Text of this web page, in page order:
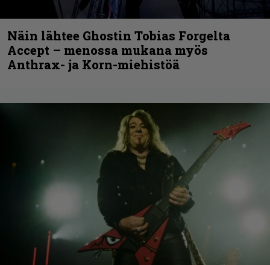
Näin lähtee Ghostin Tobias Forgelta
Accept – menossa mukana myös
Anthrax- ja Korn-miehistöä